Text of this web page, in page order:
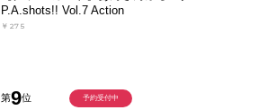
P.A.shots!! Vol.7 Action
￥275
第9位 予約受付中